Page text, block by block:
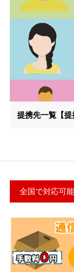
提携先一覧【提
全国で対応可能